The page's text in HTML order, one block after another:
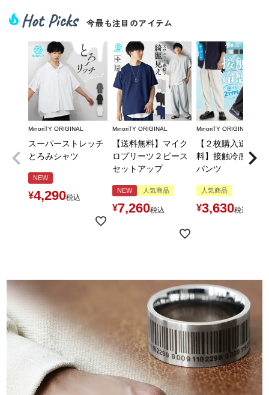
local_fire_department Hot Picks 今最も注目のアイテム
MinoriTY ORIGINAL
スーパーストレッチ
とろみシャツ
NEW
¥4,290税込
MinoriTY ORIGINAL
【送料無料】マイク
ロプリーツ２ピース
セットアップ
NEW 人気商品
¥7,260税込
MinoriTY ORIGINAL
【２枚購入送料無
料】接触冷感とろ
パンツ
人気商品
¥3,630税込